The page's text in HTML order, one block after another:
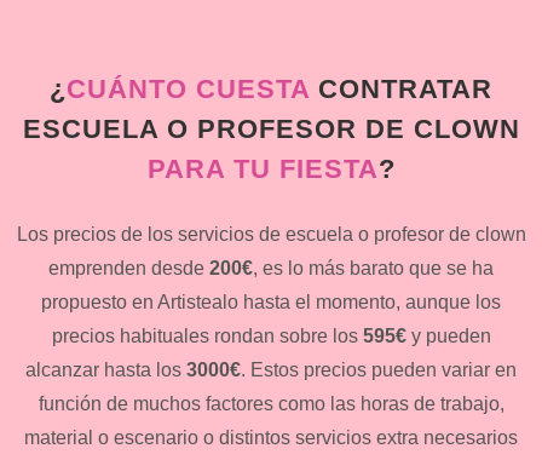
¿CUÁNTO CUESTA CONTRATAR
ESCUELA O PROFESOR DE CLOWN
PARA TU FIESTA?
Los precios de los servicios de escuela o profesor de clown
emprenden desde 200€, es lo más barato que se ha
propuesto en Artistealo hasta el momento, aunque los
precios habituales rondan sobre los 595€y pueden
alcanzar hasta los 3000€. Estos precios pueden variar en
función de muchos factores como las horas de trabajo,
material o escenario o distintos servicios extra necesarios